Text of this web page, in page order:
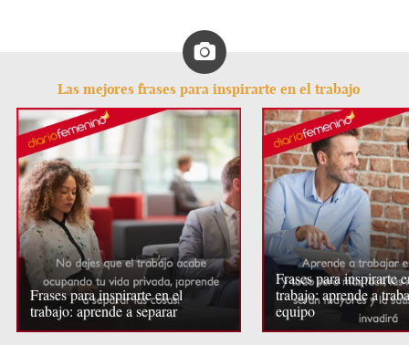
Las mejores frases para inspirarte en el trabajo
Frases para inspirarte en el
trabajo: aprende a separar
Frases para inspirarte
trabajo: aprende a
equipo